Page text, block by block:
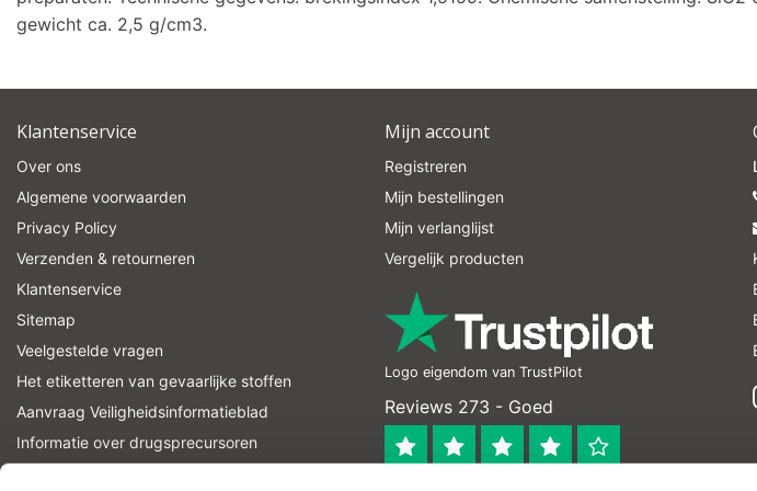
gewicht ca. 2,5 g/cm3.
Klantenservice
Over ons
Algemene voorwaarden
Privacy Policy
Verzenden & retourneren
Klantenservice
Sitemap
Veelgestelde vragen
Het etiketteren van gevaarlijke stoffen
Aanvraag Veiligheidsinformatieblad
Informatie over drugsprecursoren
Mijn account
Registreren
Mijn bestellingen
Mijn verlanglijst
Vergelijk producten
Logo eigendom van TrustPilot
Reviews 273 - Goed